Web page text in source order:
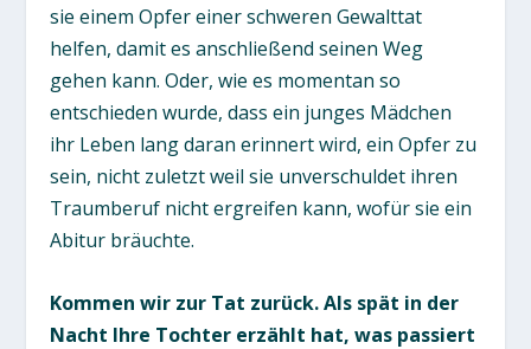
sie einem Opfer einer schweren Gewalttat
helfen, damit es anschließend seinen Weg
gehen kann. Oder, wie es momentan so
entschieden wurde, dass ein junges Mädchen
ihr Leben lang daran erinnert wird, ein Opfer zu
sein, nicht zuletzt weil sie unverschuldet ihren
Traumberuf nicht ergreifen kann, wofür sie ein
Abitur bräuchte.
Kommen wir zur Tat zurück. Als spät in der
Nacht Ihre Tochter erzählt hat, was passiert